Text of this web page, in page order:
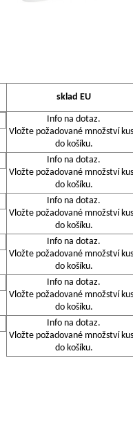
sklad EU
Info na dotaz.
Vložte požadované množství
do košíku.
Info na dotaz.
Vložte požadované množství
do košíku.
Info na dotaz.
Vložte požadované množství
do košíku.
Info na dotaz.
Vložte požadované množství
do košíku.
Info na dotaz.
Vložte požadované množství
do košíku.
Info na dotaz.
Vložte požadované množství
do košíku.